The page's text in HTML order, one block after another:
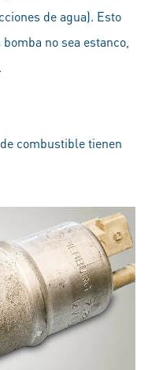
de agua). Esto
no sea estanco,
combustible tienen